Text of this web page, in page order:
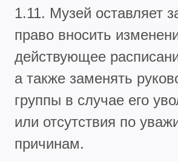
1.11. Музей оставляет
право вносить
действующее
а также заменять
группы в случае его
или отсутствия по
причинам.